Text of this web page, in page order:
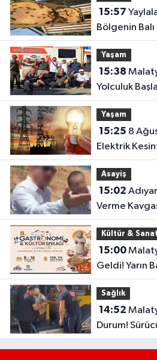
15:57
Bölgenin
Özel?
Yaşam
15:38
Yolculuk
Yaşam
15:25
Elektrik
Mahalle
Asayiş
15:02
Verme
Saldırı
Kültür & Sanat
15:00Malatya’da Beklenen Gün
Geldi! Yarın
Sürecek
Sağlık
14:52
Durum!
Yetiştirdi